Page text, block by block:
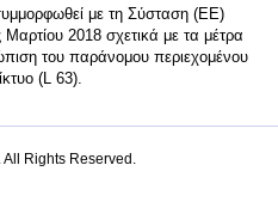
με τη Σύσταση (ΕΕ)
2018 σχετικά με τα μέτρα
του παράνομου περιεχομένου
(L 63).
Rights Reserved.